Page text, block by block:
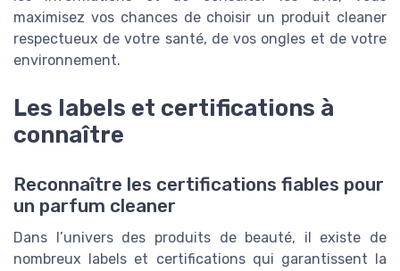
maximisez vos chances de choisir un produit cleaner
respectueux de votre santé, de vos ongles et de votre
environnement.
Les labels et certifications à
connaître
Reconnaître les certifications fiables pour
un parfum cleaner
Dans l’univers des produits de beauté, il existe de
nombreux labels et certifications qui garantissent la